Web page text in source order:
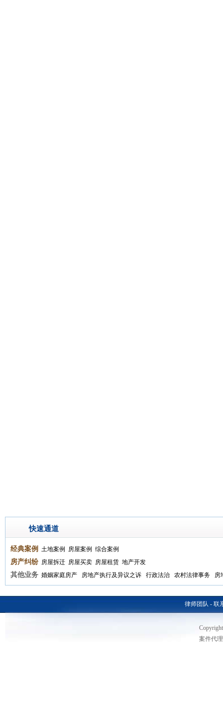
快速通道
经典案例 土地案例 房屋案例 综合案例
房产纠纷 房屋拆迁 房屋买卖 房屋租赁 地产开发
其他业务 婚姻家庭房产 房地产执行及异议之诉 行政法治 农村法律事务 房
律师团队 - 联
案件代